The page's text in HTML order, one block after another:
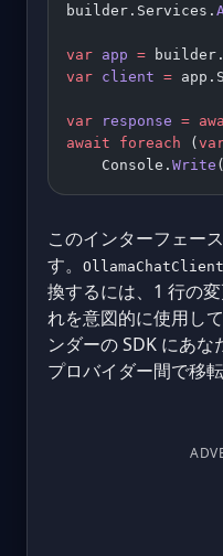
builder.Services.
var app = builder.
var client =
var response =
await foreach (
    Console.
Write
このインターフェー
す。
OllamaChatClient
換するには、1 行の
れを意図的に使用し
ンダーの SDK にあな
プロバイダー間で移転